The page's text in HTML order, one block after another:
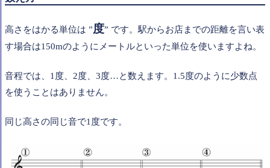
高さをはかる単位は ”度” です。駅からお店までの距離を言い表
す場合は150mのようにメートルといった単位を使いますよね。
音程では、1 度、 2度、 3度…と数えます。 1.5度のように少数点
を使うことはありません。
同じ高さの同じ音で1 度です。